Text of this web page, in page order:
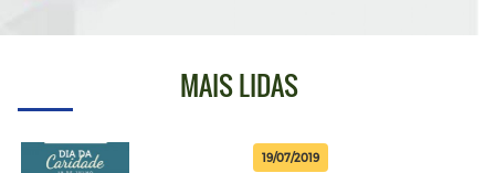
MAIS LIDAS
19/07/2019